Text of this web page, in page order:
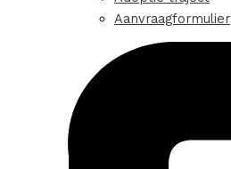
Aanvraagformulier